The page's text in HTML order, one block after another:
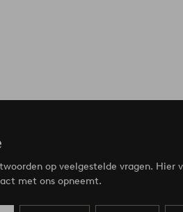
op veelgestelde vragen.
met ons opneemt.